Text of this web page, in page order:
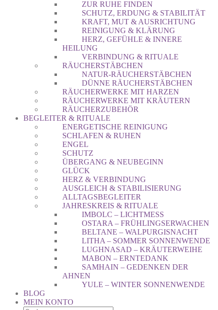
ZUR RUHE FINDEN
SCHUTZ, ERDUNG & STABILITÄT
KRAFT, MUT & AUSRICHTUNG
REINIGUNG & KLÄRUNG
HERZ, GEFÜHLE & INNERE
HEILUNG
VERBINDUNG & RITUALE
RÄUCHERSTÄBCHEN
NATUR-RÄUCHERSTÄBCHEN
DÜNNE RÄUCHERSTÄBCHEN
RÄUCHERWERKE MIT HARZEN
RÄUCHERWERKE MIT KRÄUTERN
RÄUCHERZUBEHÖR
BEGLEITER & RITUALE
ENERGETISCHE REINIGUNG
SCHLAFEN & RUHEN
ENGEL
SCHUTZ
ÜBERGANG & NEUBEGINN
GLÜCK
HERZ & VERBINDUNG
AUSGLEICH & STABILISIERUNG
ALLTAGSBEGLEITER
JAHRESKREIS & RITUALE
IMBOLC – LICHTMESS
OSTARA – FRÜHLINGSERWACHEN
BELTANE – WALPURGISNACHT
LITHA – SOMMER SONNENWENDE
LUGHNASAD – KRÄUTERWEIHE
MABON – ERNTEDANK
SAMHAIN – GEDENKEN DER
AHNEN
YULE – WINTER SONNENWENDE
BLOG
MEIN KONTO